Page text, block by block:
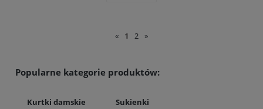
« 1 2 »
Popularne kategorie produktów:
Kurtki damskie Sukienki